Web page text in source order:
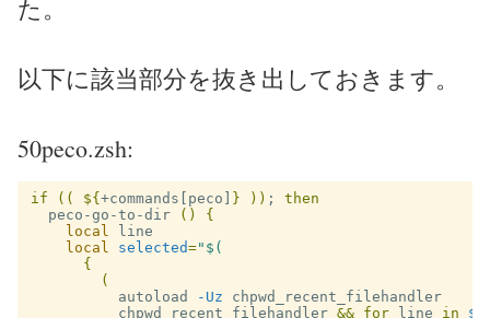
た。
以下に該当部分を抜き出しておきます。
50peco.zsh:
if (( ${ +commands[peco] } )) ;
then
peco-go-to-dir
()
{
local
line
local selected=" $(
{
(
          autoload
-Uz chpwd_recent_filehandler
          chpwd_recent_filehandler
&& for line in